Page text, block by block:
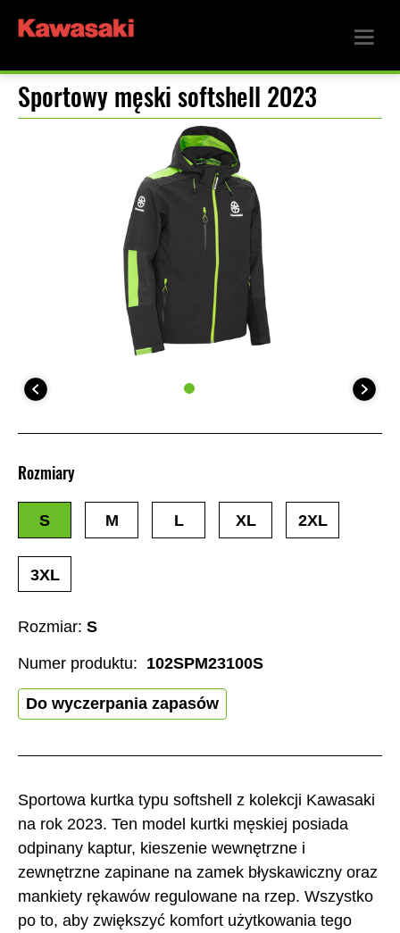
Sportowy męski softshell 2023
Sportowa kurtka typu softshell z kolekcji Kawasaki
na rok 2023. Ten model kurtki męskiej posiada
odpinany kaptur, kieszenie wewnętrzne i
zewnętrzne zapinane na zamek błyskawiczny oraz
mankiety rękawów regulowane na rzep. Wszystko
po to, aby zwiększyć komfort użytkowania tego
Rozmiar: S
Do wyczerpania zapasów
Rozmiary
S M L XL 2XL
3XL
Numer produktu: 102SPM23100S